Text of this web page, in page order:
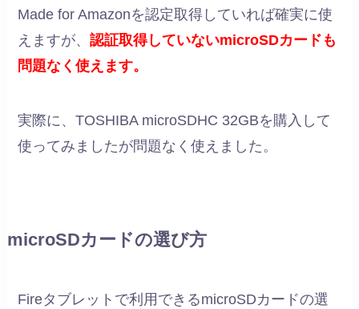
Made for Amazonを認定取得していれば確実に使
えますが、認証取得していないmicroSDカードも
問題なく使えます。
実際に、TOSHIBA microSDHC 32GBを購入して
使ってみましたが問題なく使えました。
microSDカードの選び方
Fireタブレットで利用できるmicroSDカードの選